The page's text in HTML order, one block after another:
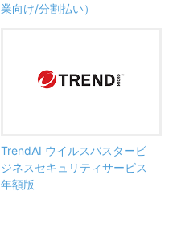
業向け/分割払い）
TrendAI ウイルスバスタービ
ジネスセキュリティサービス
年額版